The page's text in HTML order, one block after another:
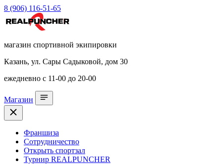
8 (906) 116-51-65
магазин спортивной экипировки
Казань, ул. Сары Садыковой, дом 30
ежедневно с 11-00 до 20-00
Магазин
Франшиза
Сотрудничество
Открыть спортзал
Турнир REALPUNCHER